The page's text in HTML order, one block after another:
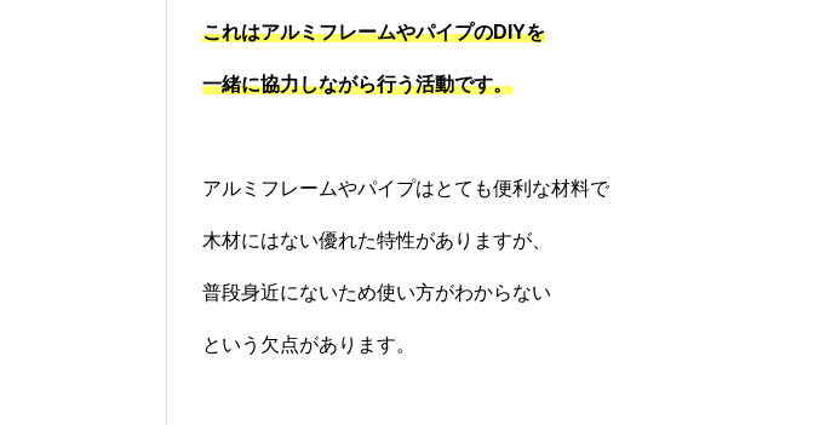
これはアルミフレームやパイプのDIYを
一緒に協力しながら行う活動です。
アルミフレームやパイプはとても便利な材料で
木材にはない優れた特性がありますが、
普段身近にないため使い方がわからない
という欠点があります。